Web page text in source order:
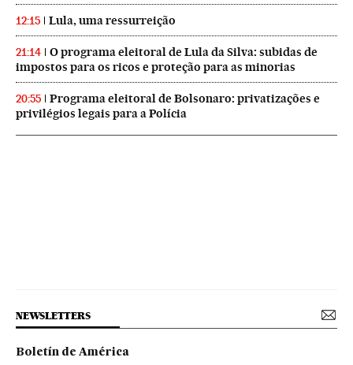
12:15 Lula, uma ressurreição
21:14
O programa eleitoral de Lula da Silva: subidas de
impostos para os ricos e proteção para as minorias
20:55
Programa eleitoral de Bolsonaro: privatizações e
privilégios legais para a Polícia
NEWSLETTERS
Boletín de América